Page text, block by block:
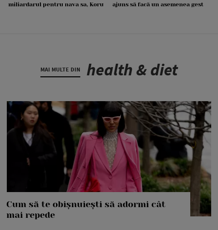
miliardarul pentru nava sa, Koru
ajuns să facă un asemenea gest
MAI MULTE DIN health & diet
Cum să te obișnuiești să adormi cât
mai repede